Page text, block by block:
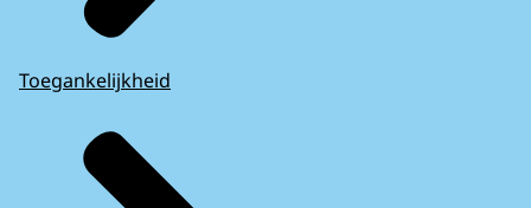
Toegankelijkheid